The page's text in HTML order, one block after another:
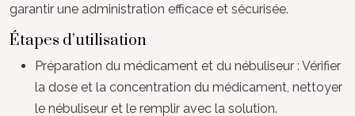
garantir une administration efficace et sécurisée.
Étapes d’utilisation
Préparation du médicament et du nébuliseur : Vérifier
la dose et la concentration du médicament, nettoyer
le nébuliseur et le remplir avec la solution.